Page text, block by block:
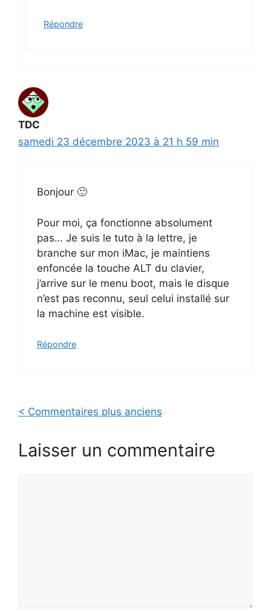
Répondre
TDC
samedi 23 décembre 2023 à 21 h 59 min
Bonjour 🙂
Pour moi, ça fonctionne absolument
pas… Je suis le tuto à la lettre, je
branche sur mon iMac, je maintiens
enfoncée la touche ALT du clavier,
j’arrive sur le menu boot, mais le disque
n’est pas reconnu, seul celui installé sur
la machine est visible.
Répondre
Navigation
des
< Commentaires plus anciens
Laisser un commentaire